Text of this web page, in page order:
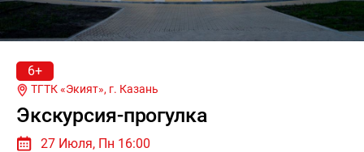
6+
ТГТК «Экият», г. Казань
Экскурсия-прогулка
27 Июля, Пн 16:00